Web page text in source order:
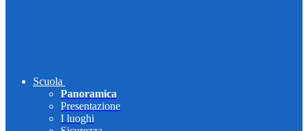
Scuola
Panoramica
Presentazione
I luoghi